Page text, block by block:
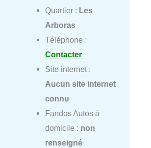
Quartier : Les
Arboras
Téléphone :
Contacter
Site internet :
Aucun site internet
connu
Fandos Autos à
domicile : non
renseigné